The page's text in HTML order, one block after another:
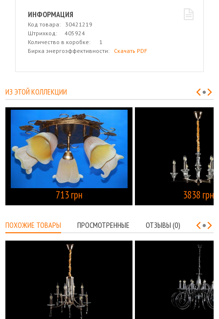
ИНФОРМАЦИЯ
Код товара: 30421219
Штрихкод: 405924
Количество в коробке: 1
Бирка энергоэффективности: Скачать PDF
ИЗ ЭТОЙ КОЛЛЕКЦИИ
713 грн 3838 грн
ПОХОЖИЕ ТОВАРЫ ПРОСМОТРЕННЫЕ ОТЗЫВЫ (0)